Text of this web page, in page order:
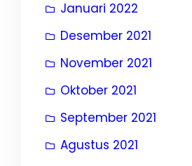
Januari 2022
Desember 2021
November 2021
Oktober 2021
September 2021
Agustus 2021